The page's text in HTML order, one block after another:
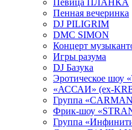
Певица ПЛАНКА
Пенная вечеринка
DJ PILIGRIM
DMC SIMON
Концерт
Игры разума
DJ Базука
Эротическое шоу
«АССАИ» (ex-
Группа
Фрик-шоу
Группа